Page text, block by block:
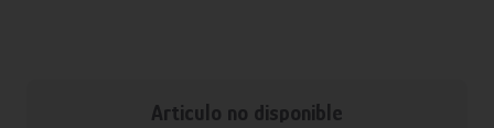
Articulo no disponible